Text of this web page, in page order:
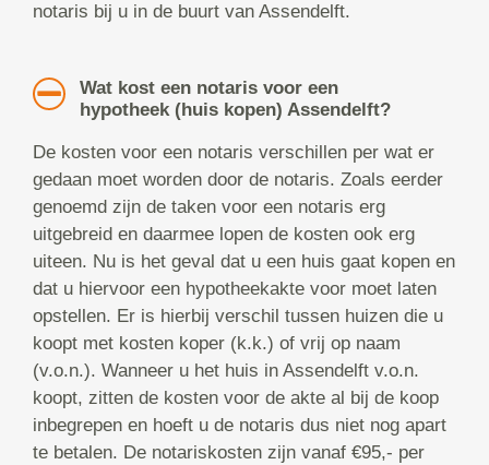
notaris bij u in de buurt van Assendelft.
Wat kost een notaris voor een
hypotheek (huis kopen) Assendelft?
De kosten voor een notaris verschillen per wat er
gedaan moet worden door de notaris. Zoals eerder
genoemd zijn de taken voor een notaris erg
uitgebreid en daarmee lopen de kosten ook erg
uiteen. Nu is het geval dat u een huis gaat kopen en
dat u hiervoor een hypotheekakte voor moet laten
opstellen. Er is hierbij verschil tussen huizen die u
koopt met kosten koper (k.k.) of vrij op naam
(v.o.n.). Wanneer u het huis in Assendelft v.o.n.
koopt, zitten de kosten voor de akte al bij de koop
inbegrepen en hoeft u de notaris dus niet nog apart
te betalen. De notariskosten zijn vanaf €95,- per